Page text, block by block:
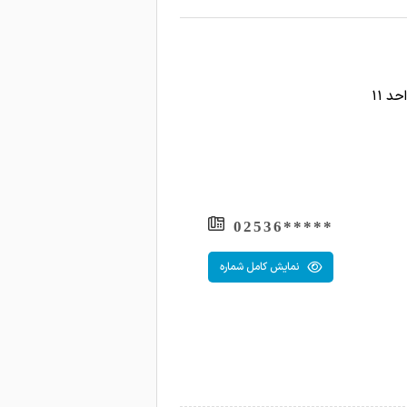
۱۱
*****02536
نمایش کامل شماره